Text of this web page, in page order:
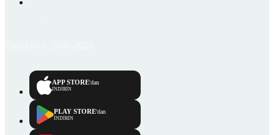
APP STORE'dan
İNDİRİN
PLAY STORE'dan
İNDİRİN